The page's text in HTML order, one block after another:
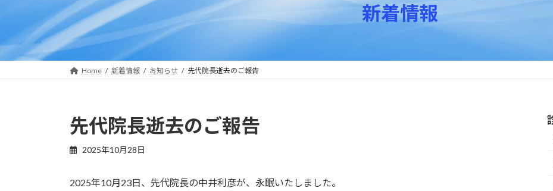
新着情報
Home 新着情報 お知らせ 先代院長逝去のご報告
先代院長逝去のご報告
2025年10月28日
2025年10月23日、先代院長の中井利彦が、永眠いたしました。